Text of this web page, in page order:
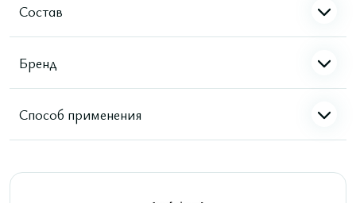
Состав
Бренд
Способ применения